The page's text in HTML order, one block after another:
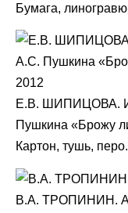
Бумага,
Е.В. ШИПИЦОВА.
Пушкина «Брожу
Картон, тушь,
В.А. ТРОПИНИН.